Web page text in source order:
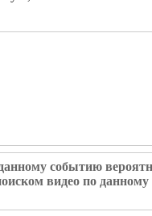
событию
видео по